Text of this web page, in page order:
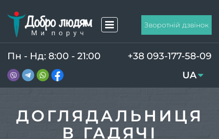
Зворотній дзвінок
Пн - Нд: 8:00 - 21:00
+38 093-177-58-09
UA
RU
ДОГЛЯДАЛЬНИЦЯ
В ГАДЯЧІ